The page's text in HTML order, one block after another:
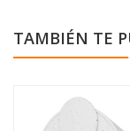
TAMBIÉN TE